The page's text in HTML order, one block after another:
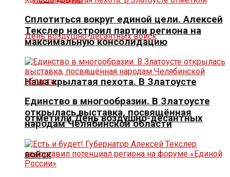
Наша крылатая пехота. В Златоусте
отметили День воздушно-десантных
войск
Сплотиться вокруг единой цели. Алексей
Текслер настроил партии региона на
максимальную консолидацию
Единство в многообразии. В Златоусте
открылась выставка, посвящённая
народам Челябинской области